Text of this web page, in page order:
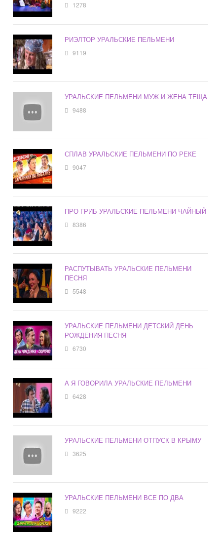
1278
РИЭЛТОР УРАЛЬСКИЕ ПЕЛЬМЕНИ
9119
УРАЛЬСКИЕ ПЕЛЬМЕНИ МУЖ И ЖЕНА ТЕЩА
9488
СПЛАВ УРАЛЬСКИЕ ПЕЛЬМЕНИ ПО РЕКЕ
9047
ПРО ГРИБ УРАЛЬСКИЕ ПЕЛЬМЕНИ ЧАЙНЫЙ
8386
РАСПУТЫВАТЬ УРАЛЬСКИЕ ПЕЛЬМЕНИ
ПЕСНЯ
5548
УРАЛЬСКИЕ ПЕЛЬМЕНИ ДЕТСКИЙ ДЕНЬ
РОЖДЕНИЯ ПЕСНЯ
6730
А Я ГОВОРИЛА УРАЛЬСКИЕ ПЕЛЬМЕНИ
6428
УРАЛЬСКИЕ ПЕЛЬМЕНИ ОТПУСК В КРЫМУ
3625
УРАЛЬСКИЕ ПЕЛЬМЕНИ ВСЕ ПО ДВА
9222